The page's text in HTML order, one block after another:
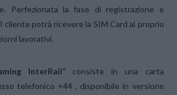
Perfezionata la fase di registrazione e
cliente potrà ricevere la SIM Card al proprio
lavorativi.
InterRail”consiste in una carta
telefonico +44 , disponibile in versione